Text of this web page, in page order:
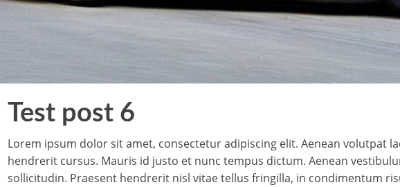
Test post 6
Lorem ipsum dolor sit amet, consectetur adipiscing elit. Aenean volutpat
hendrerit cursus. Mauris id justo et nunc tempus dictum. Aenean
sollicitudin. Praesent hendrerit nisl vitae tellus fringilla, in condimentum